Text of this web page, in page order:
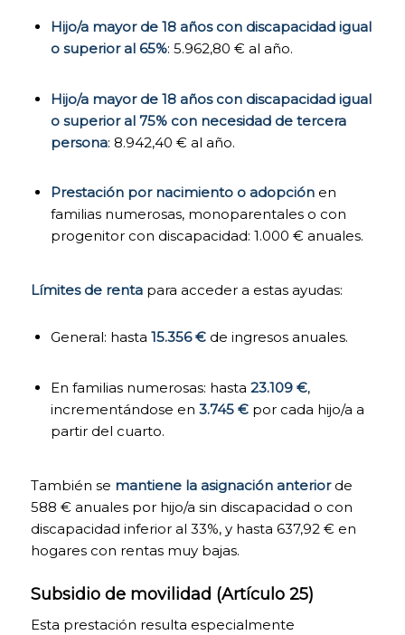
Hijo/a mayor de 18 años con discapacidad igual
o superior al 65%: 5.962,80 € al año.
Hijo/a mayor de 18 años con discapacidad igual
o superior al 75% con necesidad de tercera
persona: 8.942,40 € al año.
Prestación por nacimiento o adopciónen
familias numerosas, monoparentales o con
progenitor con discapacidad: 1.000 € anuales.
Límites de rentapara acceder a estas ayudas:
General: hasta 15.356 €de ingresos anuales.
En familias numerosas: hasta 23.109 €,
incrementándose en 3.745 €por cada hijo/a a
partir del cuarto.
También se mantiene la asignación anteriorde
588 € anuales por hijo/a sin discapacidad o con
discapacidad inferior al 33%, y hasta 637,92 € en
hogares con rentas muy bajas.
Subsidio de movilidad (Artículo 25)
Esta prestación resulta especialmente
preferencias, para
personalizar a tu
medida determinadas
opciones generales de
nuestra página web,
cada vez que accedas
a la misma (por
información, las
secciones marcadas
como favoritas, tu tipo
de navegador, etc.).
cookies no tienen una
finalidad publicitaria,
mejorarás la
ejemplo, adaptándose
a tu tipo de
personalización de la
ejemplo, presentando
la información en el
idioma que hayas
escogido en anteriores
ocasiones), lo cual
facilidad, usabilidad y
página durante tu